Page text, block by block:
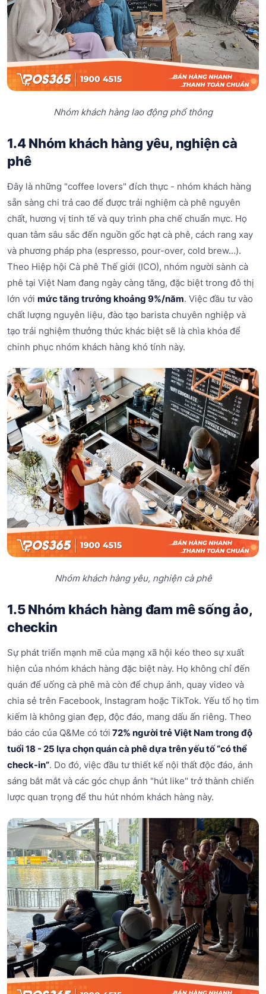
Nhóm khách hàng lao động phổ thông
1.4 Nhóm khách hàng yêu, nghiện cà
phê
Đây là những "coffee lovers" đích thực - nhóm khách hàng
sẵn sàng chi trả cao để được trải nghiệm cà phê nguyên
chất, hương vị tinh tế và quy trình pha chế chuẩn mực. Họ
quan tâm sâu sắc đến nguồn gốc hạt cà phê, cách rang xay
và phương pháp pha (espresso, pour-over, cold brew…).
Theo Hiệp hội Cà phê Thế giới (ICO), nhóm người sành cà
phê tại Việt Nam đang ngày càng tăng, đặc biệt trong đô thị
lớn với mức tăng trưởng khoảng 9%/năm. Việc đầu tư vào
chất lượng nguyên liệu, đào tạo barista chuyên nghiệp và
tạo trải nghiệm thưởng thức khác biệt sẽ là chìa khóa để
chinh phục nhóm khách hàng khó tính này.
Nhóm khách hàng yêu, nghiện cà phê
1.5 Nhóm khách hàng đam mê sống ảo,
checkin
Sự phát triển mạnh mẽ của mạng xã hội kéo theo sự xuất
hiện của nhóm khách hàng đặc biệt này. Họ không chỉ đến
quán để uống cà phê mà còn để chụp ảnh, quay video và
chia sẻ trên Facebook, Instagram hoặc TikTok. Yếu tố họ tìm
kiếm là không gian đẹp, độc đáo, mang dấu ấn riêng. Theo
báo cáo của Q&Me có tới 72% người trẻ Việt Nam trong độ
tuổi 18 - 25 lựa chọn quán cà phê dựa trên yếu tố “có thể
check-in”. Do đó, việc đầu tư thiết kế nội thất độc đáo, ánh
sáng bắt mắt và các góc chụp ảnh "hút like" trở thành chiến
lược quan trọng để thu hút nhóm khách hàng này.